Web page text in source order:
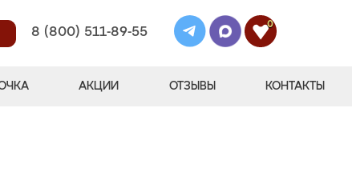
8 (800) 511-89-55
0
АКЦИИ ОТЗЫВЫ КОНТАКТЫ